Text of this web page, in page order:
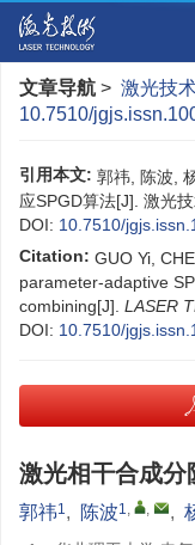
文章导航 > 激光技
10.7510/
引用本文: 郭祎, 陈波,
应SPGD算法[J]. 激光
DOI: 10.7510/
Citation: GUO Yi,
parameter-adaptive
combining[J]. LASER
DOI: 10.7510/
激光相干合成分
郭祎1, 陈波1, , ,